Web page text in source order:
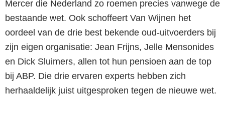
Mercer die Nederland zo roemen precies vanwege de
bestaande wet. Ook schoffeert Van Wijnen het
oordeel van de drie best bekende oud-uitvoerders bij
zijn eigen organisatie: Jean Frijns, Jelle Mensonides
en Dick Sluimers, allen tot hun pensioen aan de top
bij ABP. Die drie ervaren experts hebben zich
herhaaldelijk juist uitgesproken tegen de nieuwe wet.